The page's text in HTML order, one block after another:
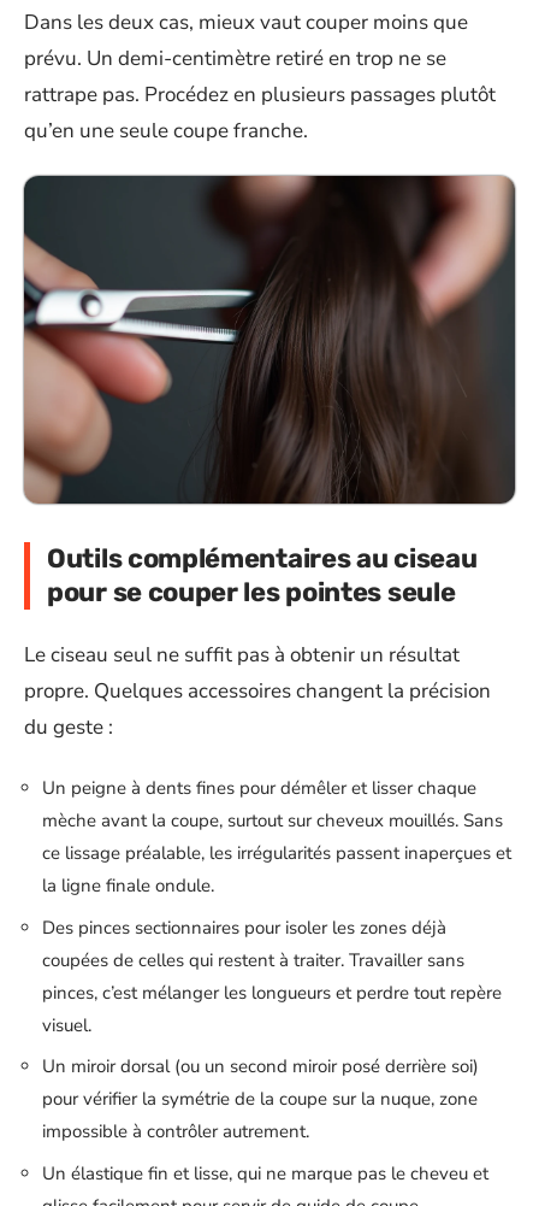
Dans les deux cas, mieux vaut couper moins que
prévu. Un demi-centimètre retiré en trop ne se
rattrape pas. Procédez en plusieurs passages plutôt
qu’en une seule coupe franche.
Outils complémentaires au ciseau
pour se couper les pointes seule
Le ciseau seul ne suffit pas à obtenir un résultat
propre. Quelques accessoires changent la précision
du geste :
Un peigne à dents fines pour démêler et lisser chaque
mèche avant la coupe, surtout sur cheveux mouillés. Sans
ce lissage préalable, les irrégularités passent inaperçues et
la ligne finale ondule.
Des pinces sectionnaires pour isoler les zones déjà
coupées de celles qui restent à traiter. Travailler sans
pinces, c’est mélanger les longueurs et perdre tout repère
visuel.
Un miroir dorsal (ou un second miroir posé derrière soi)
pour vérifier la symétrie de la coupe sur la nuque, zone
impossible à contrôler autrement.
Un élastique fin et lisse, qui ne marque pas le cheveu et